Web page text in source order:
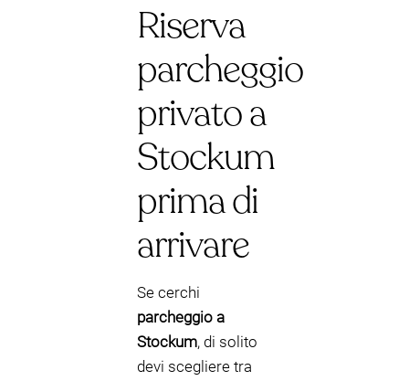
Riserva
parcheggio
privato a
Stockum
prima di
arrivare
Se cerchi
parcheggio a
Stockum, di solito
devi scegliere tra